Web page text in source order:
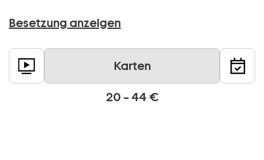
Besetzung anzeigen
Karten
20 – 44 €